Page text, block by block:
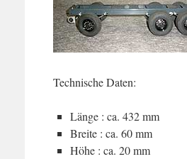
Technische Daten:
Länge : ca. 432 mm
Breite : ca. 60 mm
Höhe : ca. 20 mm